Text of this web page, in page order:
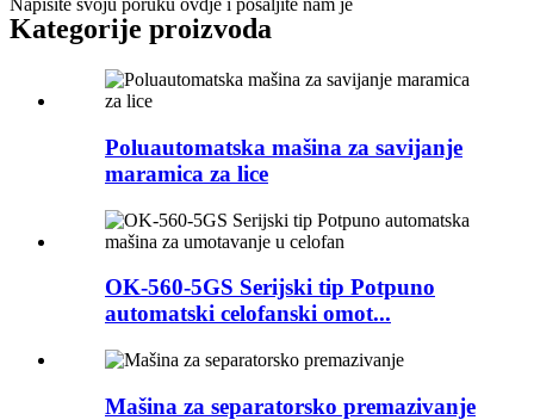
Napišite svoju poruku ovdje i pošaljite nam je
Kategorije proizvoda
Poluautomatska mašina za savijanje
maramica za lice
OK-560-5GS Serijski tip Potpuno
automatski celofanski omot...
Mašina za separatorsko premazivanje